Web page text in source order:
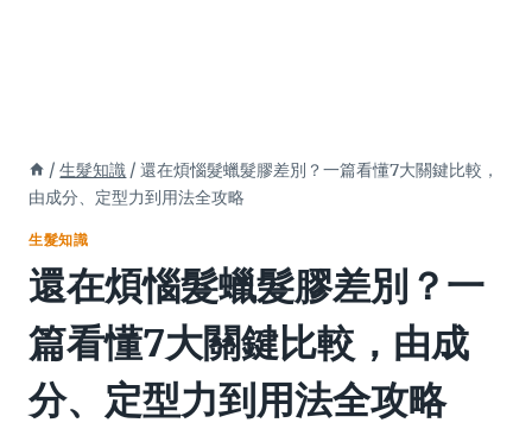
/ 生髮知識 / 還在煩惱髮蠟髮膠差別？一篇看懂7大關鍵比較，
由成分、定型力到用法全攻略
生髮知識
還在煩惱髮蠟髮膠差別？一
篇看懂7大關鍵比較，由成
分、定型力到用法全攻略